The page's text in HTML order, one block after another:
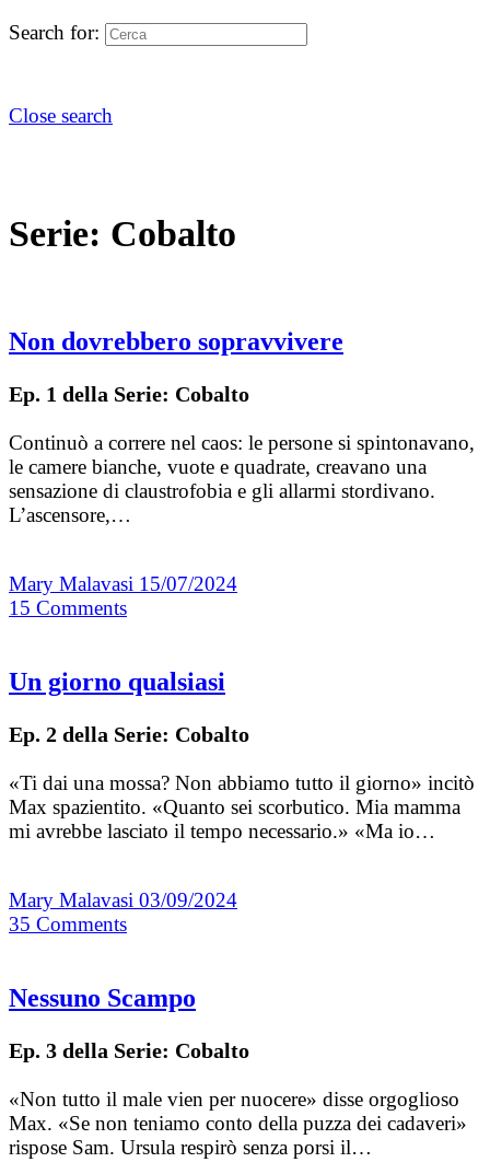
Search for:
Close search
Serie: Cobalto
Non dovrebbero sopravvivere
Ep. 1 della Serie: Cobalto
Continuò a correre nel caos: le persone si spintonavano,
le camere bianche, vuote e quadrate, creavano una
sensazione di claustrofobia e gli allarmi stordivano.
L’ascensore,…
Mary Malavasi 15/07/2024
15 Comments
Un giorno qualsiasi
Ep. 2 della Serie: Cobalto
«Ti dai una mossa? Non abbiamo tutto il giorno» incitò
Max spazientito. «Quanto sei scorbutico. Mia mamma
mi avrebbe lasciato il tempo necessario.» «Ma io…
Mary Malavasi 03/09/2024
35 Comments
Nessuno Scampo
Ep. 3 della Serie: Cobalto
«Non tutto il male vien per nuocere» disse orgoglioso
Max. «Se non teniamo conto della puzza dei cadaveri»
rispose Sam. Ursula respirò senza porsi il…